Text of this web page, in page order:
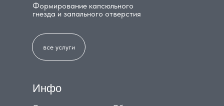
Инфо
Формирование капсюльного
гнезда и запального отверстия
все услуги